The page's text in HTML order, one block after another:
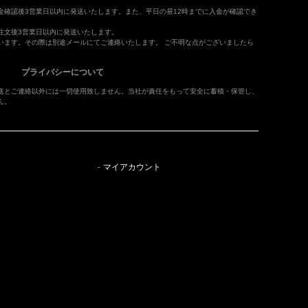
認後3営業日以内に発送いたします。また、平日の昼12時までに入金が確認でき
後3営業日以内に発送いたします。
ます。その際は別途メールにてご連絡いたします。 ご不明な点がございましたら
プライバシーについて
ご連絡以外には一切使用致しません。当社が責任をもって安全に蓄積・保管し、
マイアカウント